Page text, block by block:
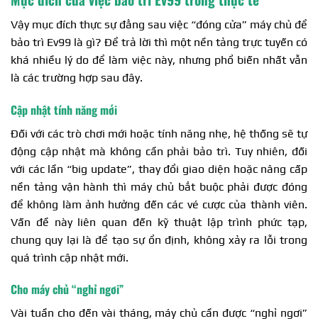
Vậy mục đích thực sự đằng sau việc “đóng cửa” máy chủ để
bảo trì Ev99 là gì? Để trả lời thì một nền tảng trực tuyến có
khá nhiều lý do để làm việc này, nhưng phổ biến nhất vẫn
là các trường hợp sau đây.
Cập nhật tính năng mới
Đối với các trò chơi mới hoặc tính năng nhẹ, hệ thống sẽ tự
động cập nhật mà không cần phải bảo trì. Tuy nhiên, đối
với các lần “big update”, thay đổi giao diện hoặc nâng cấp
nền tảng vận hành thì máy chủ bắt buộc phải được đóng
để không làm ảnh hưởng đến các vé cược của thành viên.
Vấn đề này liên quan đến kỹ thuật lập trình phức tạp,
chung quy lại là để tạo sự ổn định, không xảy ra lỗi trong
quá trình cập nhật mới.
Cho máy chủ “nghỉ ngơi”
Vài tuần cho đến vài tháng, máy chủ cần được “nghỉ ngơi”